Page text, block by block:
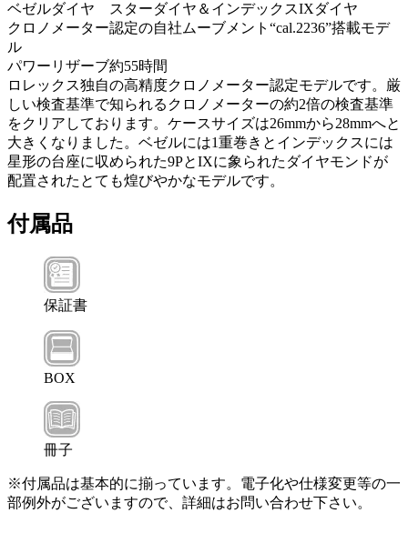
ベゼルダイヤ スターダイヤ＆インデックスIXダイヤ
クロノメーター認定の自社ムーブメント“cal.2236”搭載モデ
ル
パワーリザーブ約55時間
ロレックス独自の高精度クロノメーター認定モデルです。厳
しい検査基準で知られるクロノメーターの約2倍の検査基準
をクリアしております。ケースサイズは26mmから28mmへと
大きくなりました。ベゼルには1重巻きとインデックスには
星形の台座に収められた9PとIXに象られたダイヤモンドが
配置されたとても煌びやかなモデルです。
付属品
保証書
BOX
冊子
※付属品は基本的に揃っています。電子化や仕様変更等の一
部例外がございますので、詳細はお問い合わせ下さい。